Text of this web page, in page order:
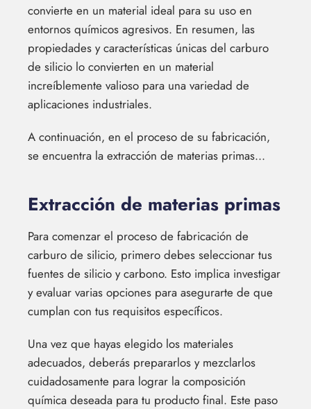
convierte en un material ideal para su uso en
entornos químicos agresivos. En resumen, las
propiedades y características únicas del carburo
de silicio lo convierten en un material
increíblemente valioso para una variedad de
aplicaciones industriales.
A continuación, en el proceso de su fabricación,
se encuentra la extracción de materias primas...
Extracción de materias primas
Para comenzar el proceso de fabricación de
carburo de silicio, primero debes seleccionar tus
fuentes de silicio y carbono. Esto implica investigar
y evaluar varias opciones para asegurarte de que
cumplan con tus requisitos específicos.
Una vez que hayas elegido los materiales
adecuados, deberás prepararlos y mezclarlos
cuidadosamente para lograr la composición
química deseada para tu producto final. Este paso